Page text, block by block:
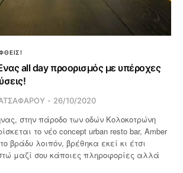
all day προορισμός με υπέροχες
26/10/2020
στην πάροδο των οδών Κολοκοτρώνη
το νέο concept urban resto bar, Amber
βράδυ λοιπόν, βρέθηκα εκεί κι έτσι
μαζί σου κάποιες πληροφορίες αλλά